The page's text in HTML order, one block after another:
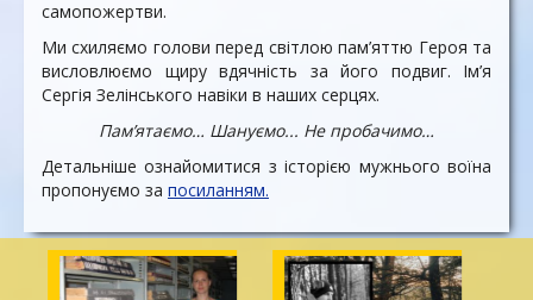
самопожертви.
Ми схиляємо голови перед світлою пам’яттю Героя та
висловлюємо щиру вдячність за його подвиг. Ім’я
Сергія Зелінського навіки в наших серцях.
Пам’ятаємо… Шануємо... Не пробачимо…
Детальніше ознайомитися з історією мужнього воїна
пропонуємо за посиланням.